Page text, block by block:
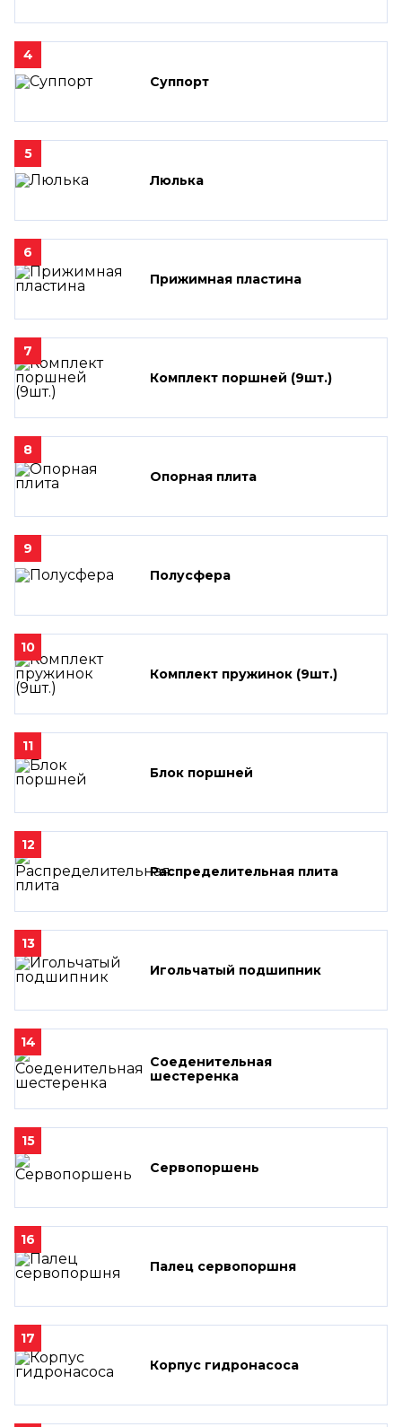
4
Суппорт
5
Люлька
6
Прижимная пластина
7
Комплект поршней (9шт.)
8
Опорная плита
9
Полусфера
10
Комплект пружинок (9шт.)
11
Блок поршней
12
Распределительная плита
13
Игольчатый подшипник
14
Соеденительная
шестеренка
15
Сервопоршень
16
Палец сервопоршня
17
Корпус гидронасоса